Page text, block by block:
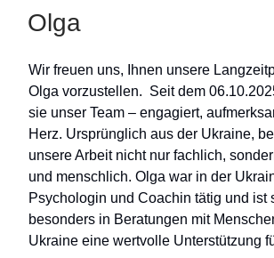
Olga
Wir freuen uns, Ihnen unsere
Olga vorzustellen. Seit dem
sie unser Team – engagiert,
Herz. Ursprünglich aus der Ukraine,
unsere Arbeit nicht nur fachlich,
und menschlich. Olga war in der
Psychologin und Coachin tätig und ist
besonders in Beratungen mit
Ukraine eine wertvolle Unterstützung